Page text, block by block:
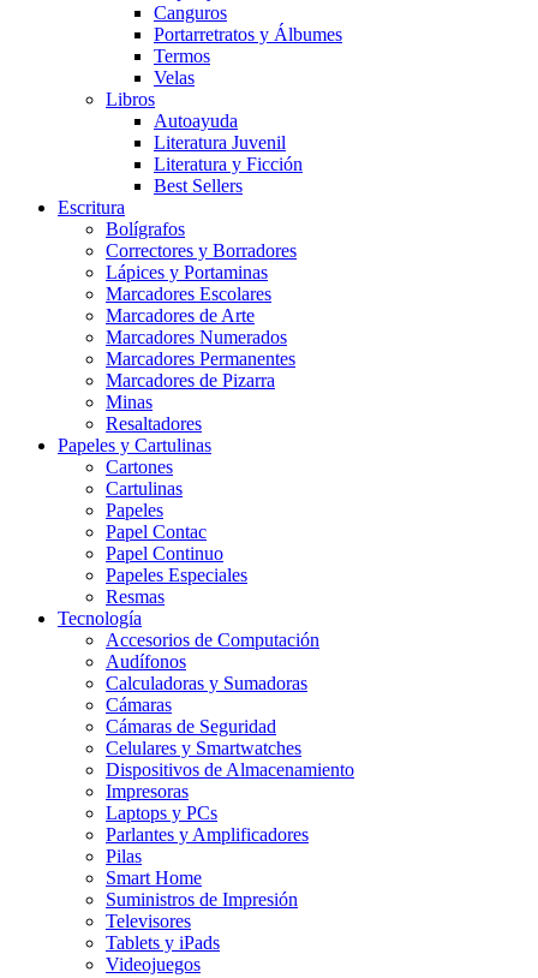
Canguros
Portarretratos y Álbumes
Termos
Velas
Libros
Autoayuda
Literatura Juvenil
Literatura y Ficción
Best Sellers
Escritura
Bolígrafos
Correctores y Borradores
Lápices y Portaminas
Marcadores Escolares
Marcadores de Arte
Marcadores Numerados
Marcadores Permanentes
Marcadores de Pizarra
Minas
Resaltadores
Papeles y Cartulinas
Cartones
Cartulinas
Papeles
Papel Contac
Papel Continuo
Papeles Especiales
Resmas
Tecnología
Accesorios de Computación
Audífonos
Calculadoras y Sumadoras
Cámaras
Cámaras de Seguridad
Celulares y Smartwatches
Dispositivos de Almacenamiento
Impresoras
Laptops y PCs
Parlantes y Amplificadores
Pilas
Smart Home
Suministros de Impresión
Televisores
Tablets y iPads
Videojuegos